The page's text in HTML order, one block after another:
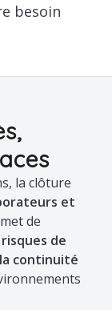
besoin
la clôture
et
de
de
continuité